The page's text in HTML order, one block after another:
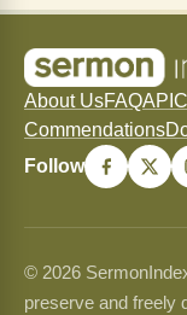
About UsFAQAPI
Commendations
Follow
© 2026
preserve and freely